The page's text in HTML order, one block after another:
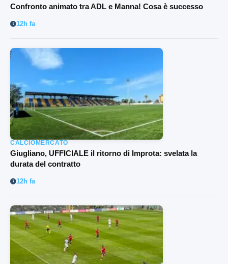
Confronto animato tra ADL e Manna! Cosa è successo
12h fa
CALCIOMERCATO
Giugliano, UFFICIALE il ritorno di Improta: svelata la
durata del contratto
12h fa